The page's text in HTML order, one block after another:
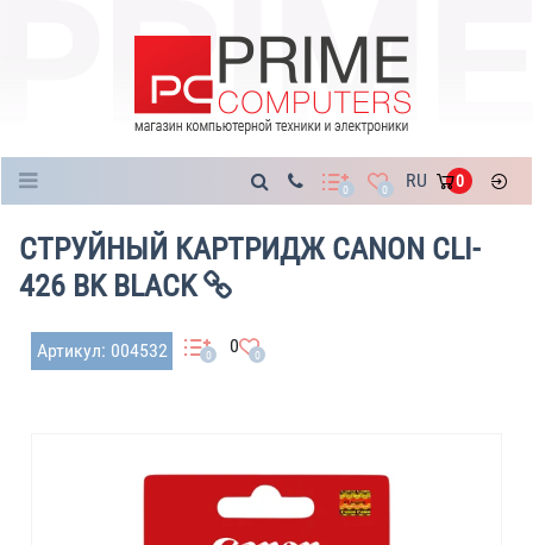
0 0 RU 0
СТРУЙНЫЙ КАРТРИДЖ CANON CLI-
426 BK BLACK
Артикул: 004532 0 0 0